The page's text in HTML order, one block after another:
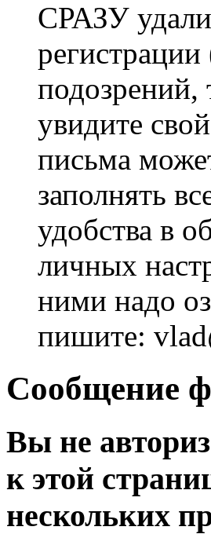
СРАЗУ
подозрений,
увидите
письма
заполнять
удобства в
личных
ними надо
пишите:
Сообщение
Вы не
к этой
нескольких